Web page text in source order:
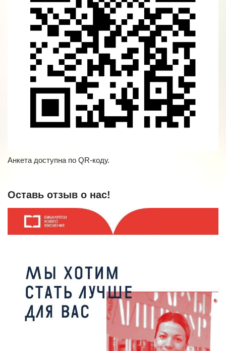
Анкета доступна по QR-коду.
Оставь отзыв о нас!